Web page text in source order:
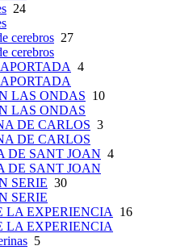
24
cerebros 27
cerebros
4
LAS ONDAS 10
LAS ONDAS
DE CARLOS 3
DE CARLOS
DE SANT JOAN 4
DE SANT JOAN
SERIE 30
SERIE
LA EXPERIENCIA 16
LA EXPERIENCIA
5